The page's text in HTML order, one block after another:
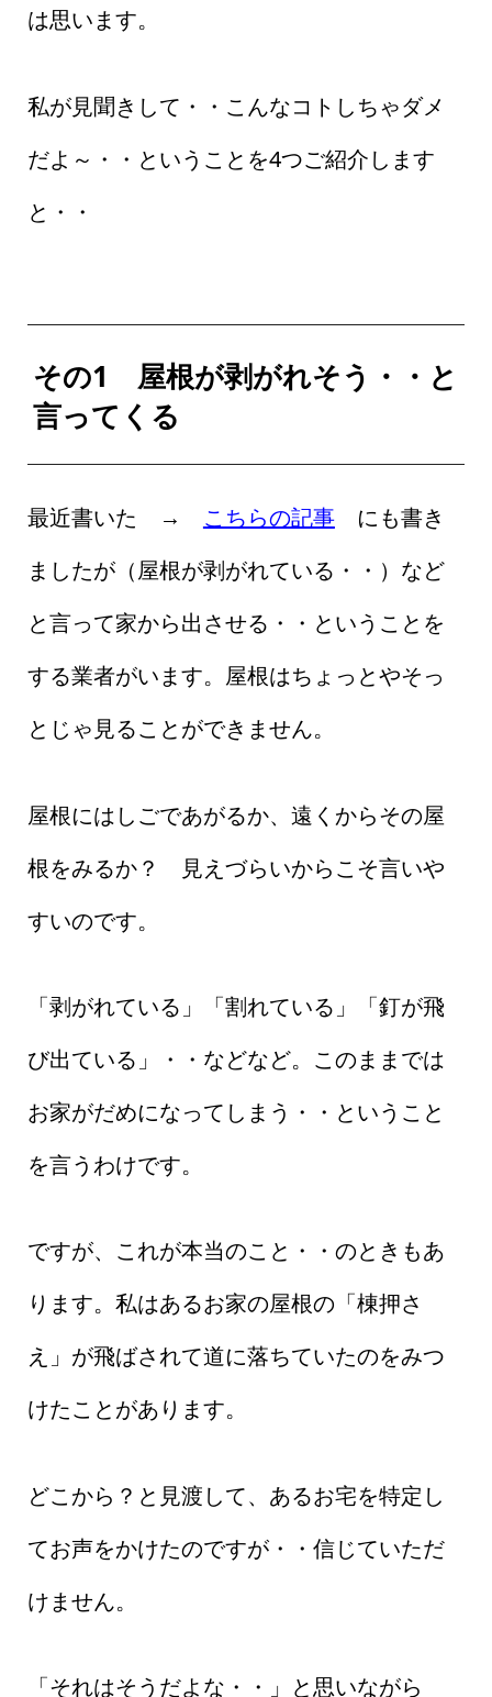
は思います。
私が見聞きして・・こんなコトしちゃダメ
だよ～・・ということを4つご紹介します
と・・
その1 屋根が剥がれそう・・と
言ってくる
最近書いた → こちらの記事にも書き
ましたが（屋根が剥がれている・・）など
と言って家から出させる・・ということを
する業者がいます。屋根はちょっとやそっ
とじゃ見ることができません。
屋根にはしごであがるか、遠くからその屋
根をみるか？ 見えづらいからこそ言いや
すいのです。
「剥がれている」「割れている」「釘が飛
び出ている」・・などなど。このままでは
お家がだめになってしまう・・ということ
を言うわけです。
ですが、これが本当のこと・・のときもあ
ります。私はあるお家の屋根の「棟押さ
え」が飛ばされて道に落ちていたのをみつ
けたことがあります。
どこから？と見渡して、あるお宅を特定し
てお声をかけたのですが・・信じていただ
けません。
「それはそうだよな・・」と思いながら